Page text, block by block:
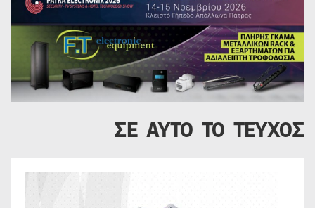
ΣΕ ΑΥΤΟ ΤΟ ΤΕΥΧΟΣ